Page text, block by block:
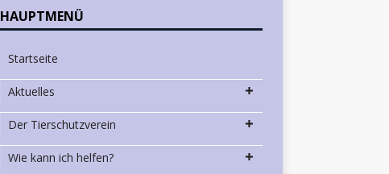
HAUPTMENÜ
Startseite
Aktuelles
Der Tierschutzverein
Wie kann ich helfen?